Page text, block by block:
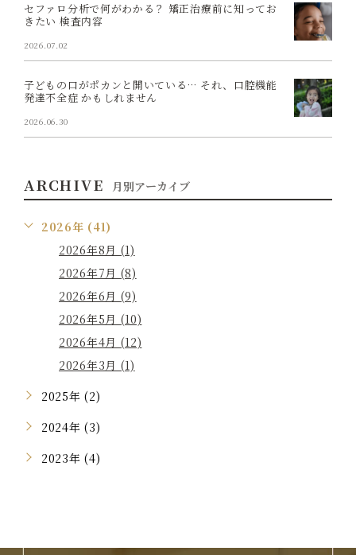
セファロ分析で何がわかる？ 矯正治療前に知ってお
きたい 検査内容
2026.07.02
子どもの口がポカンと開いている… それ、口腔機能
発達不全症 かもしれません
2026.06.30
ARCHIVE 月別アーカイブ
2026年 (41)
2026年8月 (1)
2026年7月 (8)
2026年6月 (9)
2026年5月 (10)
2026年4月 (12)
2026年3月 (1)
2025年 (2)
2024年 (3)
2023年 (4)